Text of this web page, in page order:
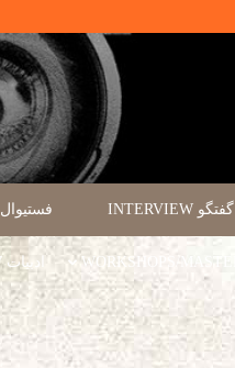
گفتگو INTERVIEW فستیوال FILM FESTIVALS
ادبیات LITERATURE REVIEW